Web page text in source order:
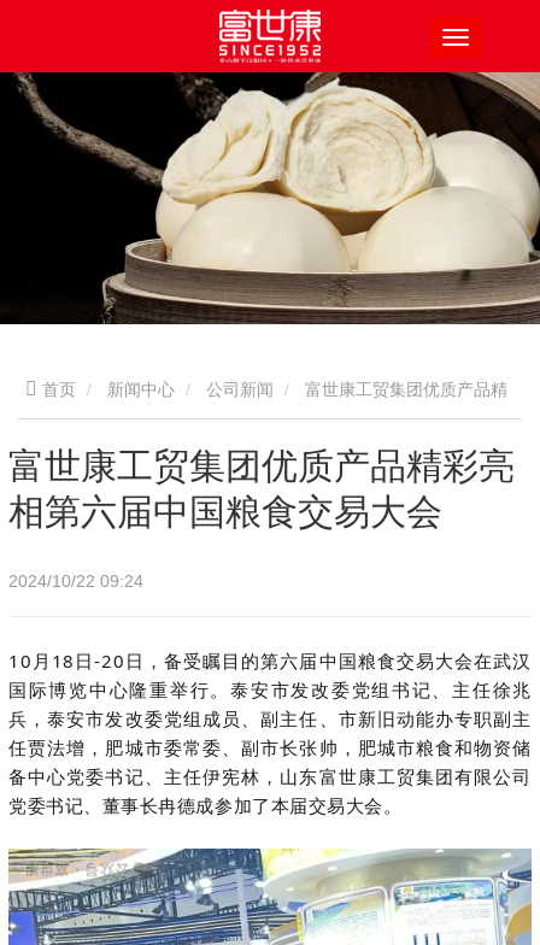
首页 新闻中心 公司新闻
彩亮相第六届中国粮食交易大会
富世康工贸集团优质产品精彩亮
相第六届中国粮食交易大会
2024/10/22 09:24
10月18日-20日，备受瞩目的第六届中国粮食交易大会在武汉
国际博览中心隆重举行。泰安市发改委党组书记、主任徐兆
兵，泰安市发改委党组成员、副主任、市新旧动能办专职副主
任贾法增，肥城市委常委、副市长张帅，肥城市粮食和物资储
备中心党委书记、主任伊宪林，山东富世康工贸集团有限公司
党委书记、董事长冉德成参加了本届交易大会。